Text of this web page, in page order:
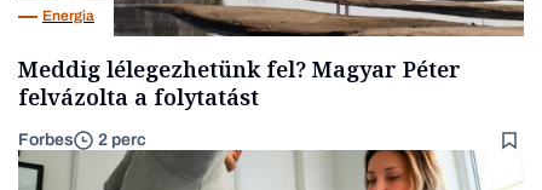
Energia
Meddig lélegezhetünk fel? Magyar Péter
felvázolta a folytatást
Forbes 2 perc